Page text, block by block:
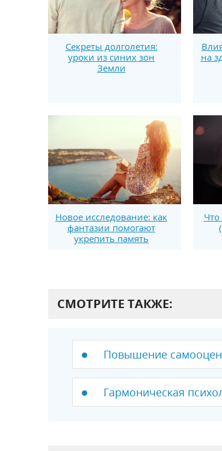
Секреты долголетия:
уроки из синих зон
Земли
на
Новое исследование: как
фантазии помогают
укрепить память
Что
СМОТРИТЕ ТАКЖЕ:
Повышение
Гармоническая